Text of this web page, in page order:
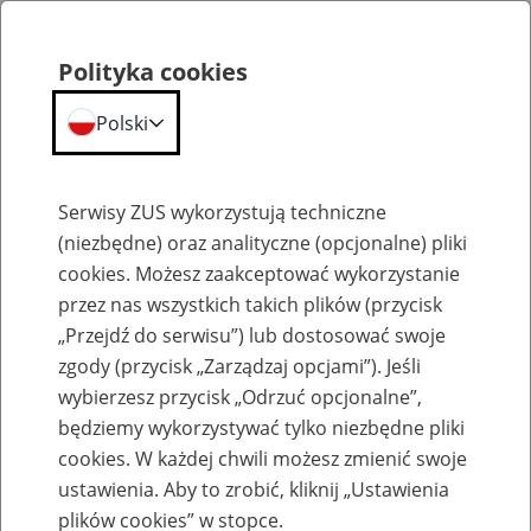
Szkolenia
Zaproś ZUS do siebie: Aktywni 50+
Polityka cookies
Polski
Serwisy ZUS wykorzystują techniczne
(niezbędne) oraz analityczne (opcjonalne) pliki
cookies. Możesz zaakceptować wykorzystanie
przez nas wszystkich takich plików (przycisk
„Przejdź do serwisu”) lub dostosować swoje
zgody (przycisk „Zarządzaj opcjami”). Jeśli
wybierzesz przycisk „Odrzuć opcjonalne”,
będziemy wykorzystywać tylko niezbędne pliki
cookies. W każdej chwili możesz zmienić swoje
ustawienia. Aby to zrobić, kliknij „Ustawienia
plików cookies” w stopce.